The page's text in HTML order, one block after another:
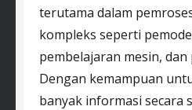
terutama dalam
kompleks seperti
pembelajaran mesin,
Dengan kemampuan
banyak informasi secara